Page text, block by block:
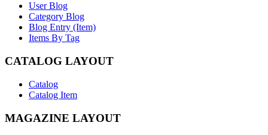
User Blog
Category Blog
Blog Entry (Item)
Items By Tag
CATALOG LAYOUT
Catalog
Catalog Item
MAGAZINE LAYOUT